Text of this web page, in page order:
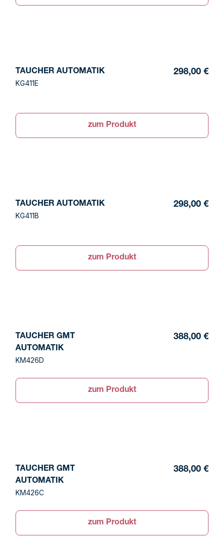
TAUCHER AUTOMATIK
KG411E
298,00 €
zum Produkt
TAUCHER AUTOMATIK
KG411B
298,00 €
zum Produkt
TAUCHER GMT
AUTOMATIK
KM426D
388,00 €
zum Produkt
TAUCHER GMT
AUTOMATIK
KM426C
388,00 €
zum Produkt